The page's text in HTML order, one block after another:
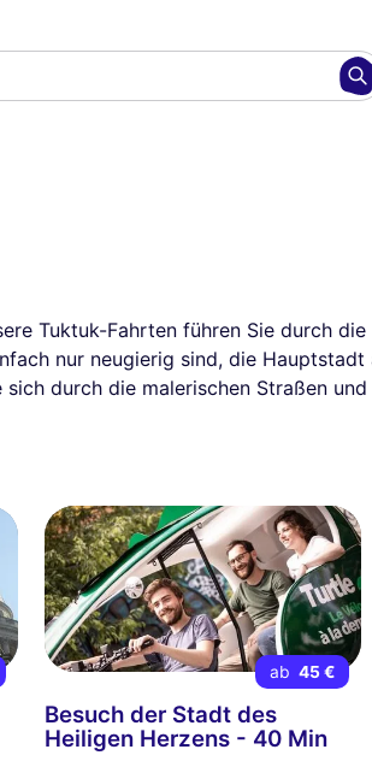
Tuktuk-Fahrten führen Sie durch
nur neugierig sind, die Hauptstadt
durch die malerischen Straßen
ab 45 €
Besuch der Stadt des
Heiligen Herzens - 40 Min